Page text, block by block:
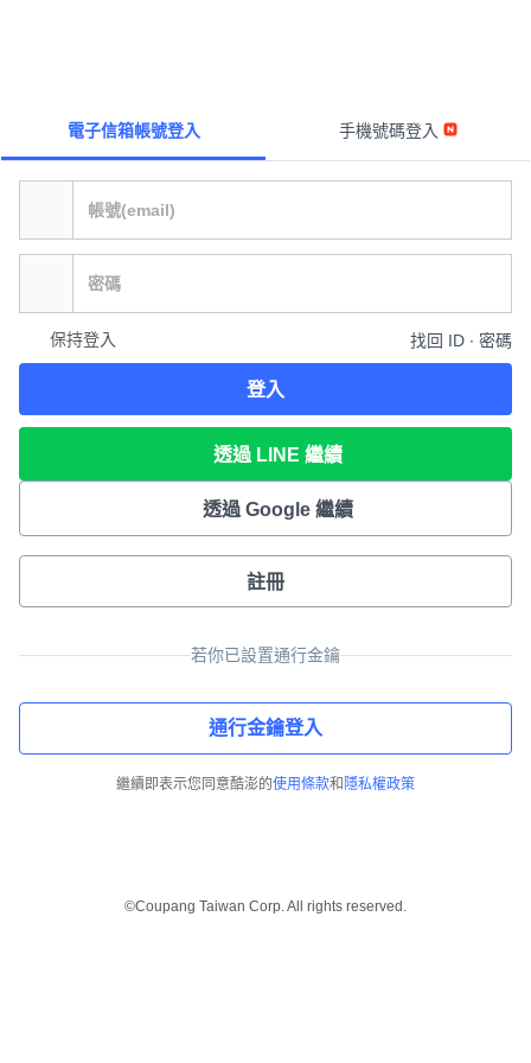
電子信箱帳號登入 手機號碼登入
保持登入 找回 ID ∙ 密碼
登入
透過 LINE 繼續
透過 Google 繼續
註冊
若你已設置通行金鑰
通行金鑰登入
繼續即表示您同意酷澎的使用條款和 隱私權政策
©Coupang Taiwan Corp. All rights reserved.